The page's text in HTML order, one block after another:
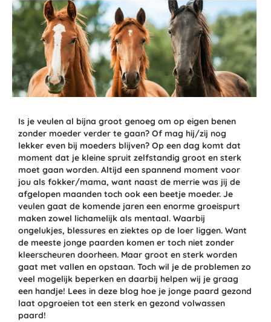
Is je veulen al bijna groot genoeg om op eigen benen
zonder moeder verder te gaan? Of mag hij/zij nog
lekker even bij moeders blijven? Op een dag komt dat
moment dat je kleine spruit zelfstandig groot en sterk
moet gaan worden. Altijd een spannend moment voor
jou als fokker/mama, want naast de merrie was jij de
afgelopen maanden toch ook een beetje moeder. Je
veulen gaat de komende jaren een enorme groeispurt
maken zowel lichamelijk als mentaal. Waarbij
ongelukjes, blessures en ziektes op de loer liggen. Want
de meeste jonge paarden komen er toch niet zonder
kleerscheuren doorheen. Maar groot en sterk worden
gaat met vallen en opstaan. Toch wil je de problemen zo
veel mogelijk beperken en daarbij helpen wij je graag
een handje! Lees in deze blog hoe je jonge paard gezond
laat opgroeien tot een sterk en gezond volwassen
paard!